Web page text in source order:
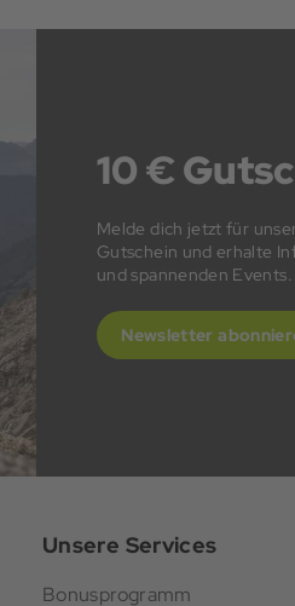
10 €
Melde dich jetzt für
Gutschein und erhalte
und spannenden Events.
Newsletter
Unsere Services
Bonusprogramm